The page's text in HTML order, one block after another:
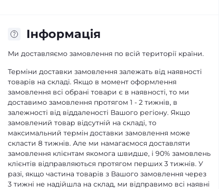
Iнформація
Ми доставляємо замовлення по всій території країни.
Терміни доставки замовлення залежать від наявності
товарів на складі. Якщо в момент оформлення
замовлення всі обрані товари є в наявності, то ми
доставимо замовлення протягом 1 - 2 тижнів, в
залежності від віддаленості Вашого регіону. Якщо
замовлений товар відсутній на складі, то
максимальний термін доставки замовлення може
скласти 8 тижнів. Але ми намагаємося доставляти
замовлення клієнтам якомога швидше, і 90% замовлень
клієнтів відправляються протягом перших 3 тижнів. У
разі, якщо частина товарів з Вашого замовлення через
3 тижні не надійшла на склад, ми відправимо всі наявні